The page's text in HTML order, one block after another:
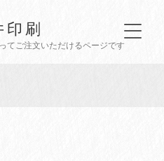
印刷
てご注文いただけるページです